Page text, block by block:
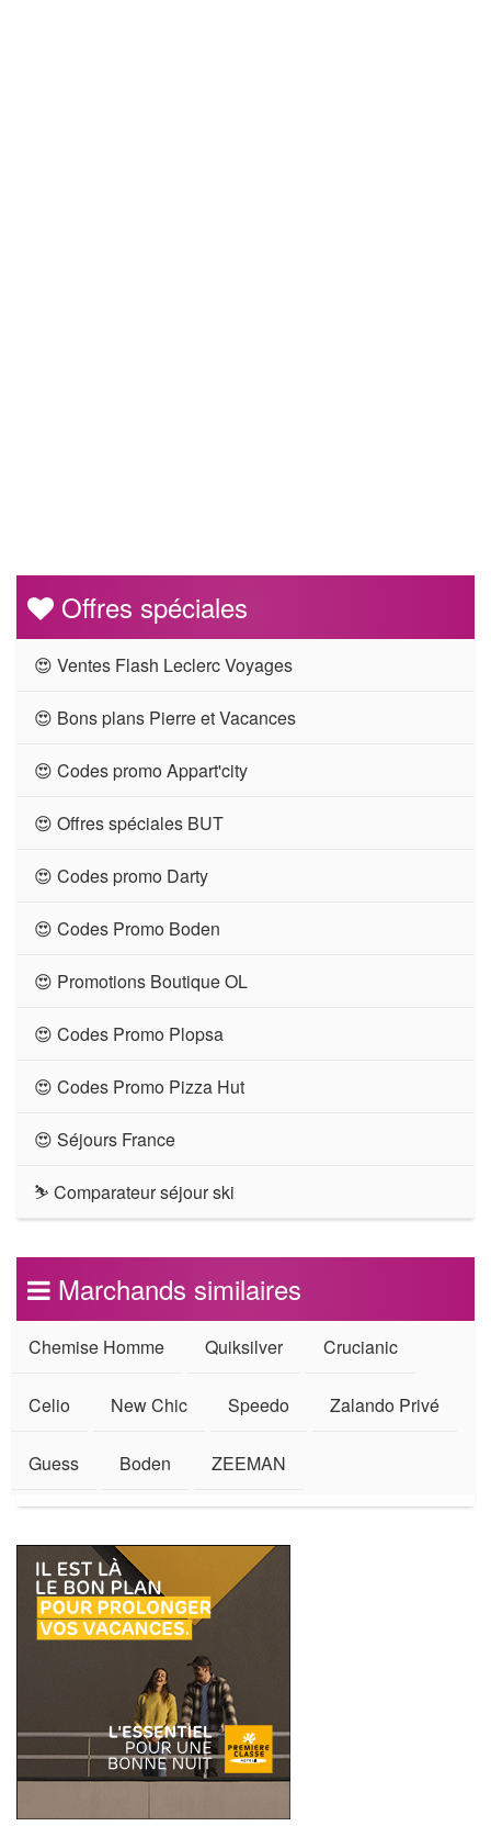
Offres spéciales
😍 Ventes Flash Leclerc Voyages
😍 Bons plans Pierre et Vacances
😍 Codes promo Appart'city
😍 Offres spéciales BUT
😍 Codes promo Darty
😍 Codes Promo Boden
😍 Promotions Boutique OL
😍 Codes Promo Plopsa
😍 Codes Promo Pizza Hut
😍 Séjours France
⛷ Comparateur séjour ski
Marchands similaires
Chemise Homme Quiksilver Crucianic
Celio New Chic Speedo Zalando Privé
Guess Boden ZEEMAN